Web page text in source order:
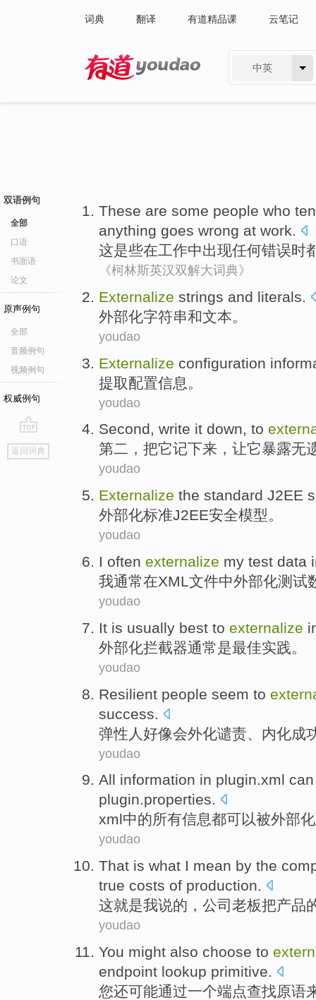
词典 翻译 有道精品课 云笔记
中英
双语例句
全部
口语
书面语
论文
原声例句
全部
音频例句
视频例句
权威例句
go
top
返回词典
These are some people who
anything goes wrong at work.
这是些在工作中出现任何错误时
《柯林斯英汉双解大词典》
Externalize strings and literals.
外部化字符串和文本。
youdao
Externalize configuration
提取配置信息 。
youdao
Second, write it down, to
第二 ，把它记下来 ， 让它暴露无
youdao
Externalize the standard J2EE
外部化标准J2EE安全模型。
youdao
I often externalize my test data
我通常在XML文件中外部化测试
youdao
It is usually best to externalize
外部化拦截器通常是最佳实践。
youdao
Resilient people seem to
success
弹性 人 好像会外化谴责 内化成
youdao
All information in plugin.xml can
plugin.properties.
xml中的所有信息都可以被外部化
youdao
That is what I mean by the
true costs of production.
这就是我说的， 公司 老板把产品
youdao
You might also choose to
endpoint lookup primitive.
您还可能通过一个端点查找原语